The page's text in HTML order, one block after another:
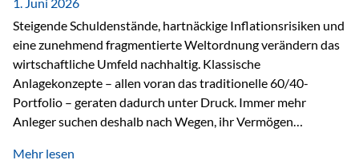
Dennoch sieht…
Steigende Schuldenstände, hartnäckige Inflationsrisiken und
eine zunehmend fragmentierte Weltordnung verändern das
wirtschaftliche Umfeld nachhaltig. Klassische
Anlagekonzepte – allen voran das traditionelle 60/40-
Portfolio – geraten dadurch unter Druck. Immer mehr
Anleger suchen deshalb nach Wegen, ihr Vermögen
Unsicherheit abzusichern. Genau hier rücken reale und
Mehr lesen